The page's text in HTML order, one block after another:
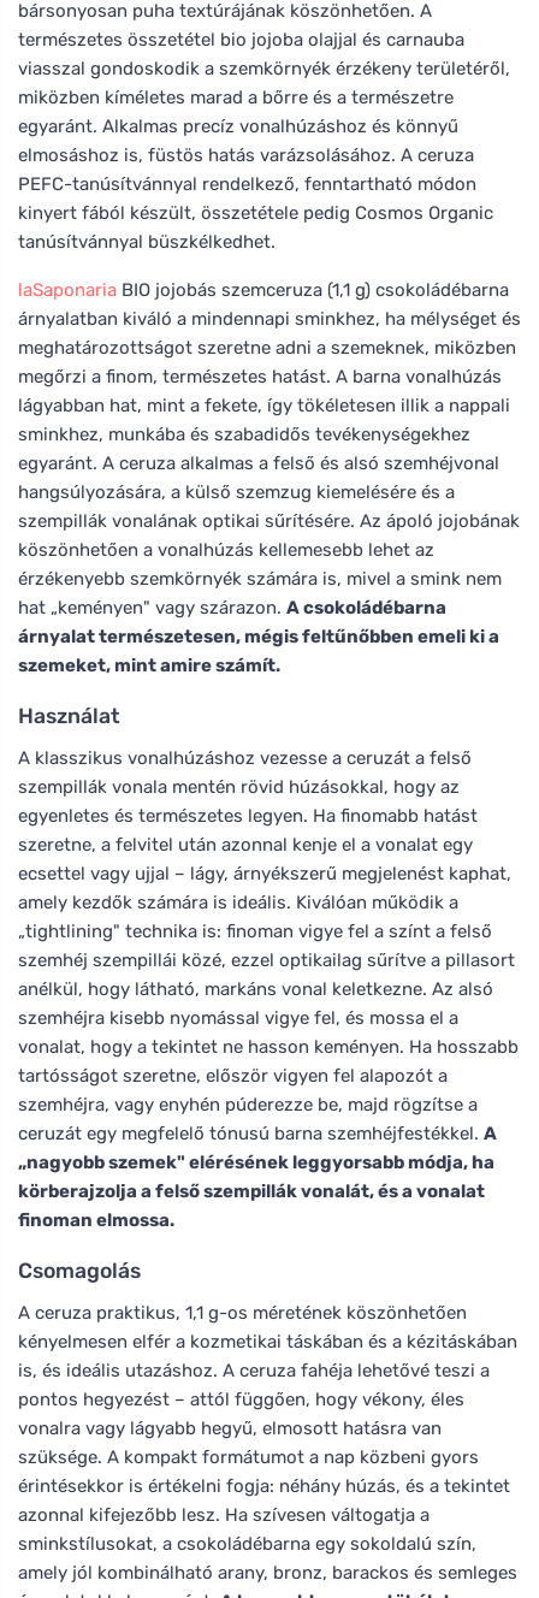
bársonyosan puha textúrájának köszönhetően. A
természetes összetétel bio jojoba olajjal és carnauba
viasszal gondoskodik a szemkörnyék érzékeny területéről,
miközben kíméletes marad a bőrre és a természetre
egyaránt. Alkalmas precíz vonalhúzáshoz és könnyű
elmosáshoz is, füstös hatás varázsolásához. A ceruza
PEFC-tanúsítvánnyal rendelkező, fenntartható módon
kinyert fából készült, összetétele pedig Cosmos Organic
tanúsítvánnyal büszkélkedhet.
laSaponaria BIO jojobás szemceruza (1,1 g) csokoládébarna
árnyalatban kiváló a mindennapi sminkhez, ha mélységet és
meghatározottságot szeretne adni a szemeknek, miközben
megőrzi a finom, természetes hatást. A barna vonalhúzás
lágyabban hat, mint a fekete, így tökéletesen illik a nappali
sminkhez, munkába és szabadidős tevékenységekhez
egyaránt. A ceruza alkalmas a felső és alsó szemhéjvonal
hangsúlyozására, a külső szemzug kiemelésére és a
szempillák vonalának optikai sűrítésére. Az ápoló jojobának
köszönhetően a vonalhúzás kellemesebb lehet az
érzékenyebb szemkörnyék számára is, mivel a smink nem
hat „keményen" vagy szárazon. A csokoládébarna
árnyalat természetesen, mégis feltűnőbben emeli ki a
szemeket, mint amire számít.
Használat
A klasszikus vonalhúzáshoz vezesse a ceruzát a felső
szempillák vonala mentén rövid húzásokkal, hogy az
egyenletes és természetes legyen. Ha finomabb hatást
szeretne, a felvitel után azonnal kenje el a vonalat egy
ecsettel vagy ujjal – lágy, árnyékszerű megjelenést kaphat,
amely kezdők számára is ideális. Kiválóan működik a
„tightlining" technika is: finoman vigye fel a színt a felső
szemhéj szempillái közé, ezzel optikailag sűrítve a pillasort
anélkül, hogy látható, markáns vonal keletkezne. Az alsó
szemhéjra kisebb nyomással vigye fel, és mossa el a
vonalat, hogy a tekintet ne hasson keményen. Ha hosszabb
tartósságot szeretne, először vigyen fel alapozót a
szemhéjra, vagy enyhén púderezze be, majd rögzítse a
ceruzát egy megfelelő tónusú barna szemhéjfestékkel. A
„nagyobb szemek" elérésének leggyorsabb módja, ha
körberajzolja a felső szempillák vonalát, és a vonalat
finoman elmossa.
Csomagolás
A ceruza praktikus, 1,1 g-os méretének köszönhetően
kényelmesen elfér a kozmetikai táskában és a kézitáskában
is, és ideális utazáshoz. A ceruza fahéja lehetővé teszi a
pontos hegyezést – attól függően, hogy vékony, éles
vonalra vagy lágyabb hegyű, elmosott hatásra van
szüksége. A kompakt formátumot a nap közbeni gyors
érintésekkor is értékelni fogja: néhány húzás, és a tekintet
azonnal kifejezőbb lesz. Ha szívesen váltogatja a
sminkstílusokat, a csokoládébarna egy sokoldalú szín,
amely jól kombinálható arany, bronz, barackos és semleges